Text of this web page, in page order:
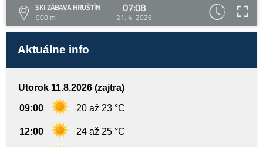
SKI ZÁBAVA HRUŠTÍN
900 m
07:08
21. 4. 2026
Aktuálne info
Utorok 11.8.2026 (zajtra)
09:00 20 až 23 °C
12:00 24 až 25 °C